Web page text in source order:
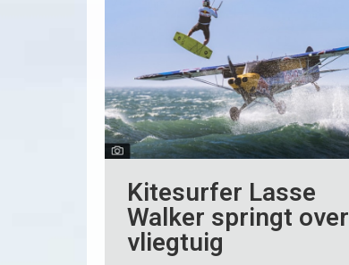
Kitesurfer Lasse
Walker springt over
vliegtuig